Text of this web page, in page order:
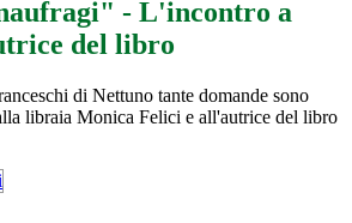
- L'incontro a
del libro
di Nettuno tante domande sono
libraia Monica Felici e all'autrice del libro